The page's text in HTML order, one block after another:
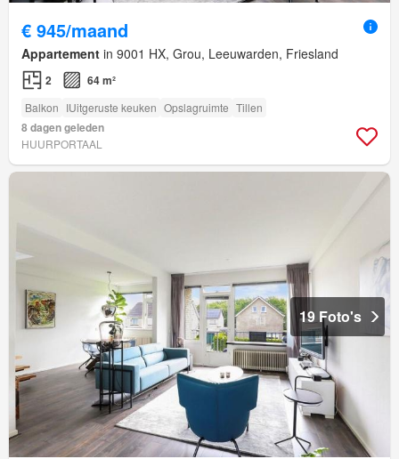
€ 945/maand
Appartement in 9001 HX, Grou, Leeuwarden, Friesland
2 64 m²
Balkon IUitgeruste keuken Opslagruimte Tillen
8 dagen geleden
HUURPORTAAL
19 Foto's